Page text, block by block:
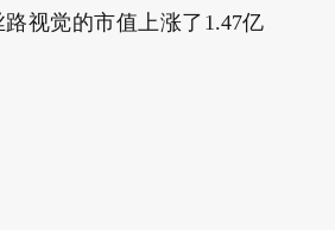
视觉的市值上涨了1.47亿